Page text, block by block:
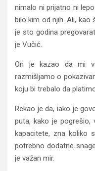
nimalo ni prijatno ni
bilo kim od njih. Ali, kao
je sto godina
je Vučić.
On je kazao da mi
razmišljamo o
koju bi trebalo da
Rekao je da, iako je
puta, kako je
kapacitete, zna koliko
potrebno dodatne
je važan mir.